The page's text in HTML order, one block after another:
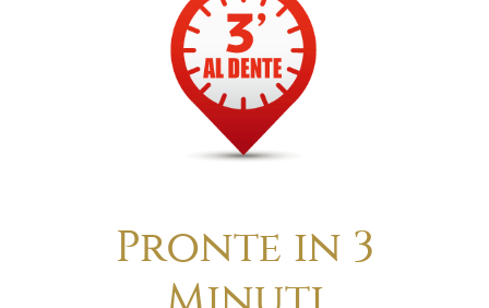
Pronte in 3